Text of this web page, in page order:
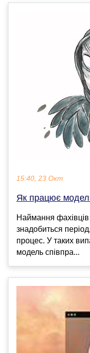
15:40, 23 Окт
Як працює
Наймання
знадобиться
процес. У таких
модель співпра...